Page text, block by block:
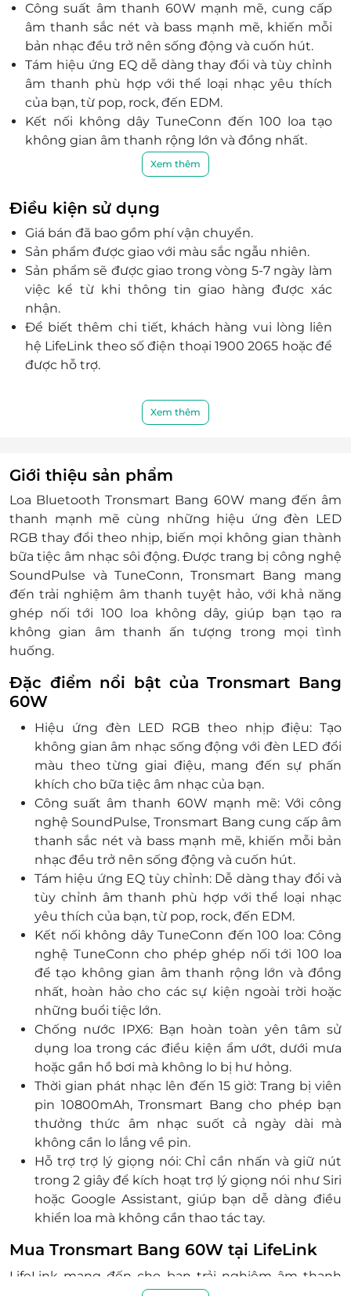
Công suất âm thanh 60W mạnh mẽ, cung cấp
âm thanh sắc nét và bass mạnh mẽ, khiến mỗi
bản nhạc đều trở nên sống động và cuốn hút.
Tám hiệu ứng EQ dễ dàng thay đổi và tùy chỉnh
âm thanh phù hợp với thể loại nhạc yêu thích
của bạn, từ pop, rock, đến EDM.
Kết nối không dây TuneConn đến 100 loa tạo
không gian âm thanh rộng lớn và đồng nhất.
Chống nước IPX6 yên tâm sử dụng loa trong các
điều kiện ẩm ướt, dưới mưa hoặc gần hồ bơi.
Thời gian phát nhạc lên đến 15 giờ, pin
10800mAh.
Hỗ trợ trợ lý giọng nói giúp dễ dàng điều khiển
loa mà không cần thao tác tay.
Xem thêm
Điều kiện sử dụng
Giá bán đã bao gồm phí vận chuyển.
Sản phẩm được giao với màu sắc ngẫu nhiên.
Sản phẩm sẽ được giao trong vòng 5-7 ngày làm
việc kể từ khi thông tin giao hàng được xác
nhận.
Để biết thêm chi tiết, khách hàng vui lòng liên
hệ LifeLink theo số điện thoại 1900 2065 hoặc để
được hỗ trợ.
Xem thêm
Giới thiệu sản phẩm
Loa Bluetooth Tronsmart Bang 60W mang đến âm
thanh mạnh mẽ cùng những hiệu ứng đèn LED
RGB thay đổi theo nhịp, biến mọi không gian thành
bữa tiệc âm nhạc sôi động. Được trang bị công nghệ
SoundPulse và TuneConn, Tronsmart Bang mang
đến trải nghiệm âm thanh tuyệt hảo, với khả năng
ghép nối tới 100 loa không dây, giúp bạn tạo ra
không gian âm thanh ấn tượng trong mọi tình
huống.
Đặc điểm nổi bật của Tronsmart Bang
60W
Hiệu ứng đèn LED RGB theo nhịp điệu: Tạo
không gian âm nhạc sống động với đèn LED đổi
màu theo từng giai điệu, mang đến sự phấn
khích cho bữa tiệc âm nhạc của bạn.
Công suất âm thanh 60W mạnh mẽ: Với công
nghệ SoundPulse, Tronsmart Bang cung cấp âm
thanh sắc nét và bass mạnh mẽ, khiến mỗi bản
nhạc đều trở nên sống động và cuốn hút.
Tám hiệu ứng EQ tùy chỉnh: Dễ dàng thay đổi và
tùy chỉnh âm thanh phù hợp với thể loại nhạc
yêu thích của bạn, từ pop, rock, đến EDM.
Kết nối không dây TuneConn đến 100 loa: Công
nghệ TuneConn cho phép ghép nối tới 100 loa
để tạo không gian âm thanh rộng lớn và đồng
nhất, hoàn hảo cho các sự kiện ngoài trời hoặc
những buổi tiệc lớn.
Chống nước IPX6: Bạn hoàn toàn yên tâm sử
dụng loa trong các điều kiện ẩm ướt, dưới mưa
hoặc gần hồ bơi mà không lo bị hư hỏng.
Thời gian phát nhạc lên đến 15 giờ: Trang bị viên
pin 10800mAh, Tronsmart Bang cho phép bạn
thưởng thức âm nhạc suốt cả ngày dài mà
không cần lo lắng về pin.
Hỗ trợ trợ lý giọng nói: Chỉ cần nhấn và giữ nút
trong 2 giây để kích hoạt trợ lý giọng nói như Siri
hoặc Google Assistant, giúp bạn dễ dàng điều
khiển loa mà không cần thao tác tay.
Mua Tronsmart Bang 60W tại LifeLink
LifeLink mang đến cho bạn trải nghiệm âm thanh